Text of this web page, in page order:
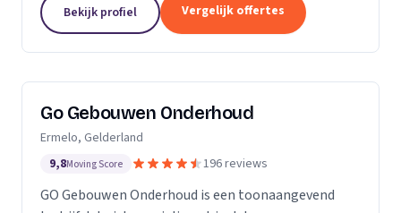
Bekijk profiel Vergelijk offertes
Go Gebouwen Onderhoud
Ermelo, Gelderland
9,8Moving Score 196 reviews
GO Gebouwen Onderhoud is een toonaangevend